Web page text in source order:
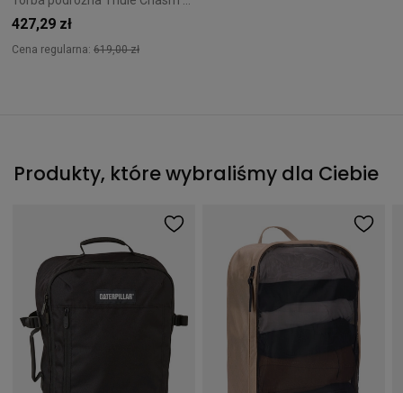
427,29 zł
Cena regularna: 619,00 zł
Produkty, które wybraliśmy dla Ciebie